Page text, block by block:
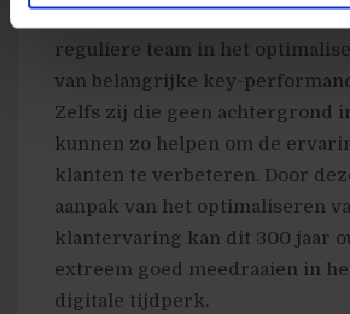
reguliere team in het
van belangrijke key-
Zelfs zij die geen achtergrond
kunnen zo helpen om de
klanten te verbeteren. Door
aanpak van het optimaliseren
klantervaring kan dit 300 jaar
extreem goed meedraaien in
digitale tijdperk.